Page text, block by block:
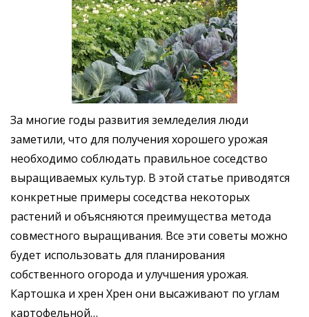
За многие годы развития земледелия люди
заметили, что для получения хорошего урожая
необходимо соблюдать правильное соседство
выращиваемых культур. В этой статье приводятся
конкретные примеры соседства некоторых
растений и объясняются преимущества метода
совместного выращивания. Все эти советы можно
будет использовать для планирования
собственного огорода и улучшения урожая.
Картошка и хрен Хрен они высаживают по углам
картофельной…